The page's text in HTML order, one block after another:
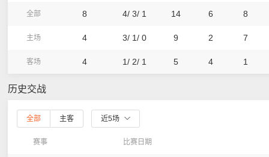
全部 8 4/ 3/ 1 14 6 8
主场 4 3/ 1/ 0 9 2 7
客场 4 1/ 2/ 1 5 4 1
历史交战
全部 主客 近5场
赛事 比赛日期